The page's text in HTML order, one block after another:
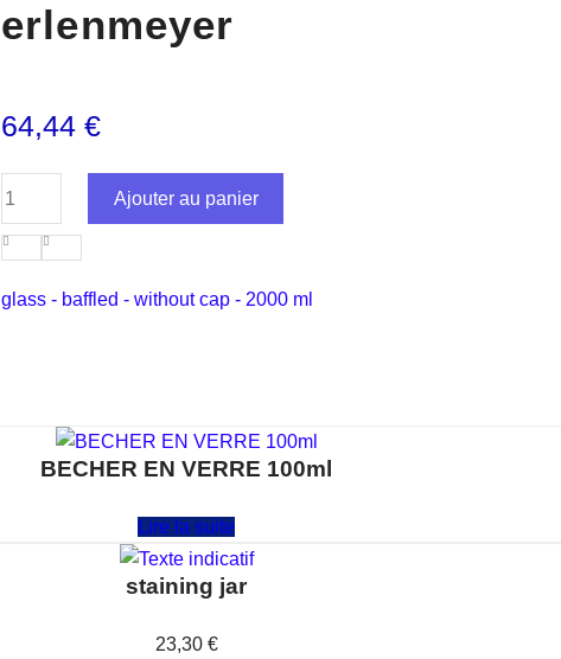
erlenmeyer
64,44€
Ajouter au panier
glass - baffled - without cap - 2000 ml
BECHER EN VERRE 100ml
Lire la suite
staining jar
23,30 €